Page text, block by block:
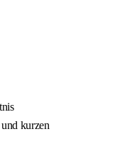
kurzen